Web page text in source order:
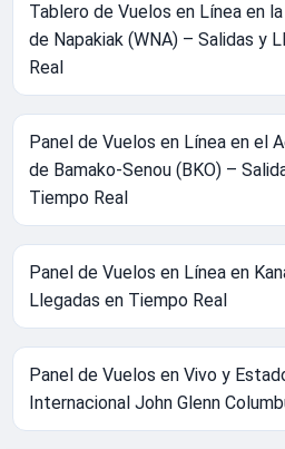
Tablero de Vuelos en Línea en
de Napakiak (WNA) – Salidas y
Real
Panel de Vuelos en Línea en el
de Bamako-Senou (BKO) –
Tiempo Real
Panel de Vuelos en Línea en
Llegadas en Tiempo Real
Panel de Vuelos en Vivo y
Internacional John Glenn